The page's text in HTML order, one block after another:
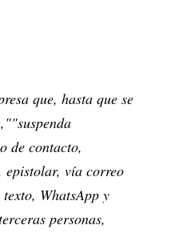
que, hasta que se
de contacto,
epistolar, vía correo
WhatsApp y
personas,